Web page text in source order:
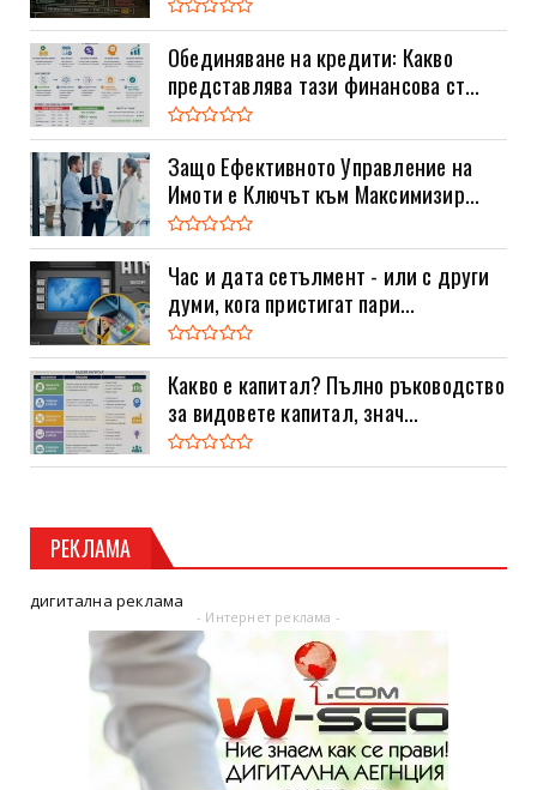
Обединяване на кредити: Какво
представлява тази финансова ст...
Защо Ефективното Управление на
Имоти е Ключът към Максимизир...
Час и дата сетълмент - или с други
думи, кога пристигат пари...
Какво е капитал? Пълно ръководство
за видовете капитал, знач...
РЕКЛАМА
дигитална реклама
- Интернет реклама -